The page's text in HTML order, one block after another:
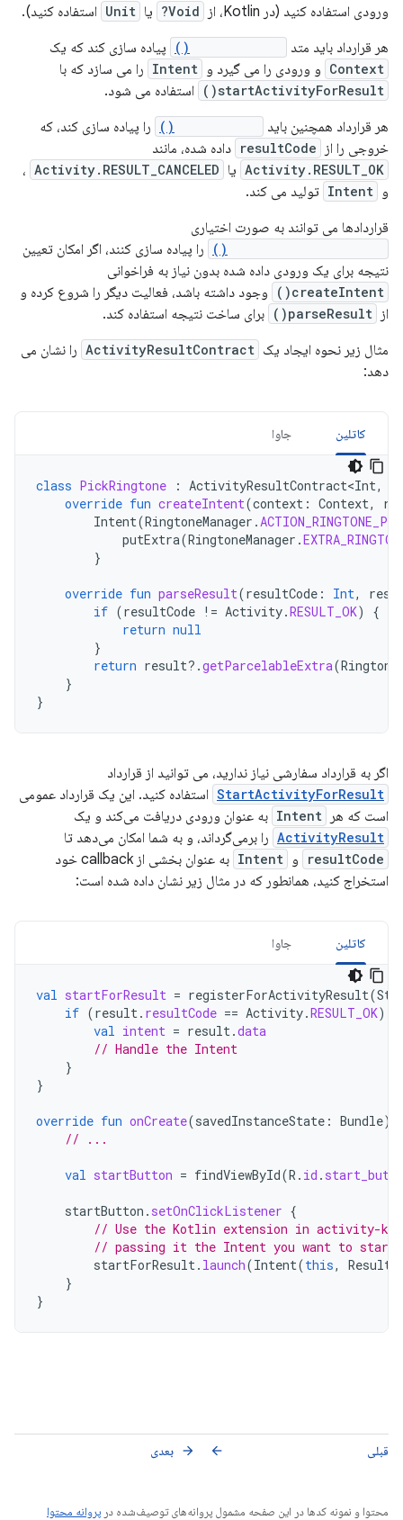
ورودی استفاده کنید (در Kotlin، از Void? یا Unit استفاده کنید).
هر قرارداد باید متد
پیاده سازی کند که یک
Context و ورودی را می گیرد و Intent را می سازد که با
startActivityForResult()
استفاده می شود.
هر قرارداد همچنین باید
را پیاده سازی کند، که
خروجی را از
resultCode داده شده، مانند
Activity.RESULT_OK یا Activity.RESULT_CANCELED ،
و Intent تولید می کند.
قراردادها می توانند به صورت اختیاری
را پیاده سازی کنند، اگر امکان تعیین
نتیجه برای یک ورودی داده شده بدون نیاز به فراخوانی
createIntent()
وجود داشته باشد، فعالیت دیگر را شروع کرده و
از parseResult()
برای ساخت نتیجه استفاده کند.
مثال زیر نحوه ایجاد یک ActivityResultContract را نشان می
دهد:
کاتلین جاوا
class PickRingtone : ActivityResultContract<Int,
override fun createIntent(context : Context,
Intent(RingtoneManager .
putExtra(RingtoneManager .
}
override fun parseResult(resultCode : Int,
if (resultCode != Activity.RESULT_OK)
{
return null
}
return result?.getParcelableExtra(
}
}
اگر به قرارداد سفارشی نیاز ندارید، می توانید از قرارداد
StartActivityForResult استفاده کنید. این یک قرارداد عمومی
است که هر
Intent به عنوان ورودی دریافت می‌کند و یک
ActivityResult را برمی‌گرداند، و به شما امکان می‌دهد تا
resultCode و Intent
به عنوان بخشی از callback خود
استخراج کنید، همانطور که در مثال زیر نشان داده شده است:
کاتلین جاوا
val startForResult = registerForActivityResult(
if (result. resultCode == Activity.RESULT_OK)
val intent = result.data
// Handle the Intent
}
}
override fun onCreate(savedInstanceState : Bundle)
// ...
val startButton = findViewById(R . id .
startButton . setOnClickListener {
// Use the Kotlin extension in activity-ktx
// passing it the Intent you want to start
startForResult. launch(Intent(this,
}
}
قبلی arrow_back بعدی arrow_forward
محتوا و نمونه کدها در این صفحه مشمول پروانه‌های توصیف‌شده در پروانه محتوا